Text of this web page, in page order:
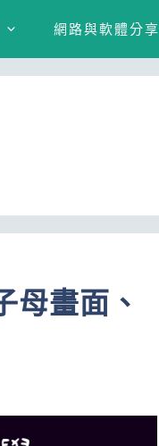
網路與軟體分享
畫面、